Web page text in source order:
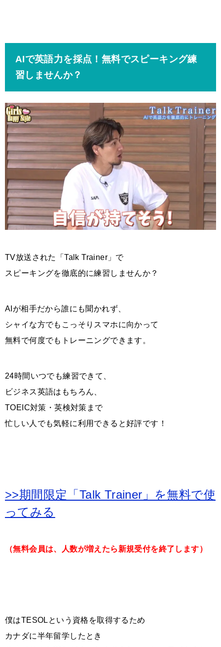
AIで英語力を採点！無料でスピーキング練
習しませんか？
TV放送された「Talk Trainer」で
スピーキングを徹底的に練習しませんか？
AIが相手だから誰にも聞かれず、
シャイな方でもこっそりスマホに向かって
無料で何度でもトレーニングできます。
24時間いつでも練習できて、
ビジネス英語はもちろん、
TOEIC対策・英検対策まで
忙しい人でも気軽に利用できると好評です！
>>期間限定「Talk Trainer」を無料で使
ってみる
（無料会員は、人数が増えたら新規受付を終了します）
僕はTESOLという資格を取得するため
カナダに半年留学したとき